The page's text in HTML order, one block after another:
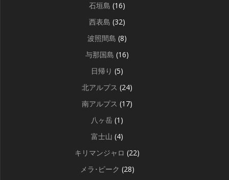
石垣島 (16)
西表島 (32)
波照間島 (8)
与那国島 (16)
日帰り (5)
北アルプス (24)
南アルプス (17)
八ヶ岳 (1)
富士山 (4)
キリマンジャロ (22)
メラ･ピーク (28)